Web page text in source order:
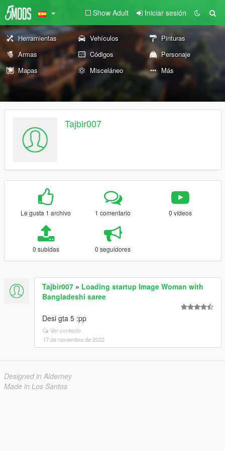
Show Adult Iniciar sesión
Herramientas Vehículos
Pinturas
Armas
Códigos
Personaje
Mapas
Misceláneo Más
Tajbir007
Le gusta 1 archivo 1 comentario 0 vídeos
0 subidas 0 seguidores
Tajbir007 » Loading startup Image Woman with
Bangladeshi saree
Desi gta 5 :pp
Ver contexto
17 de noviembre de 2022
Designed in Alderney
Made in Los Santos